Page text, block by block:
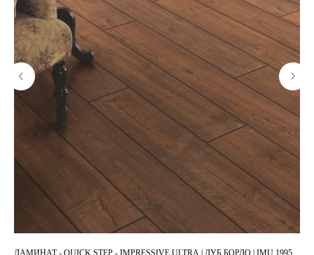
ЛАМИНАТ - QUICK STEP - IMPRESSIVE ULTRA | ДУБ БОРДО | IMU 1995